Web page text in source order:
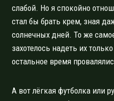
слабой. Но я спокойно
стал бы брать крем, зная
солнечных дней. То же
захотелось надеть их
остальное время
А вот лёгкая футболка или